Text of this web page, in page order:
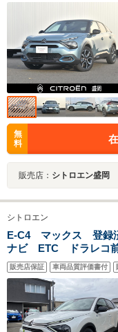
無
料
販売店： シトロエン盛岡
シトロエン
E-C4 マックス 登録
ナビ ETC ドラレコ
ー コーティング ア
アクティブクルーズコ
モニター
販売店保証 車両品質評価書付